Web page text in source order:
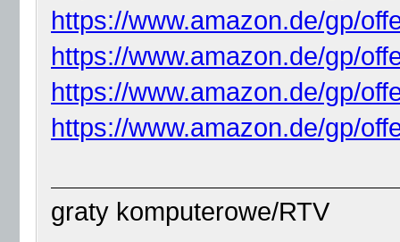
https://www.amazon.de/gp/
https://www.amazon.de/gp/
https://www.amazon.de/gp/
https://www.amazon.de/gp/
graty komputerowe/RTV